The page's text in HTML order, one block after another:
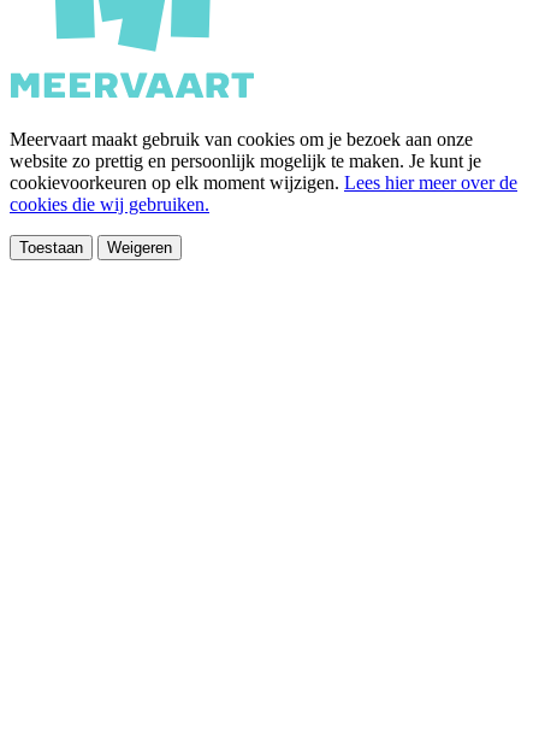
Meervaart maakt gebruik van cookies om je bezoek aan onze
website zo prettig en persoonlijk mogelijk te maken. Je kunt je
cookievoorkeuren op elk moment wijzigen. Lees hier meer over de
cookies die wij gebruiken.
Toestaan Weigeren